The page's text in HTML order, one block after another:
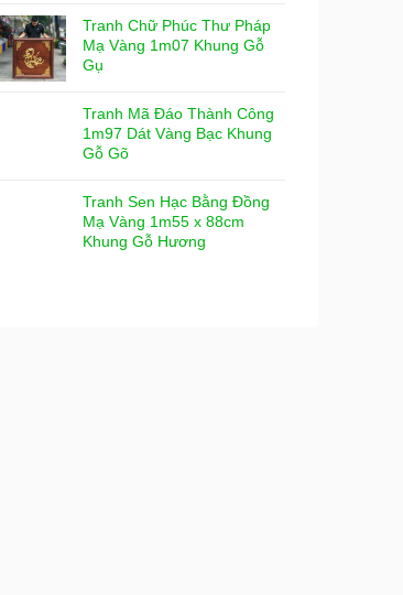
Tranh Chữ Phúc Thư Pháp
Mạ Vàng 1m07 Khung Gỗ
Gụ
Tranh Mã Đáo Thành Công
1m97 Dát Vàng Bạc Khung
Gỗ Gõ
Tranh Sen Hạc Bằng Đồng
Mạ Vàng 1m55 x 88cm
Khung Gỗ Hương